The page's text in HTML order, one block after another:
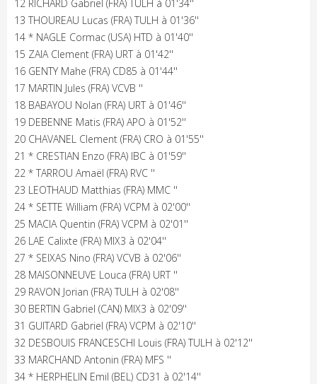
12 RICHARD Gabriel (FRA) TULH à 01'34''
13 THOUREAU Lucas (FRA) TULH à 01'36''
14 * NAGLE Cormac (USA) HTD à 01'40''
15 ZAIA Clement (FRA) URT à 01'42''
16 GENTY Mahe (FRA) CD85 à 01'44''
17 MARTIN Jules (FRA) VCVB ''
18 BABAYOU Nolan (FRA) URT à 01'46''
19 DEBENNE Matis (FRA) APO à 01'52''
20 CHAVANEL Clement (FRA) CRO à 01'55''
21 * CRESTIAN Enzo (FRA) IBC à 01'59''
22 * TARROU Amaël (FRA) RVC ''
23 LEOTHAUD Matthias (FRA) MMC ''
24 * SETTE William (FRA) VCPM à 02'00''
25 MACIA Quentin (FRA) VCPM à 02'01''
26 LAE Calixte (FRA) MIX3 à 02'04''
27 * SEIXAS Nino (FRA) VCVB à 02'06''
28 MAISONNEUVE Louca (FRA) URT ''
29 RAVON Jorian (FRA) TULH à 02'08''
30 BERTIN Gabriel (CAN) MIX3 à 02'09''
31 GUITARD Gabriel (FRA) VCPM à 02'10''
32 DESBOUIS FRANCESCHI Louis (FRA) TULH à 02'12''
33 MARCHAND Antonin (FRA) MFS ''
34 * HERPHELIN Emil (BEL) CD31 à 02'14''